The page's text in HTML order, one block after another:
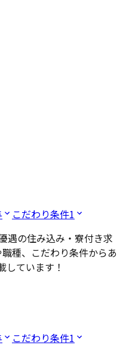
こだわり条件1
遇の住み込み・寮付き求
種、こだわり条件からあ
しています！
こだわり条件1